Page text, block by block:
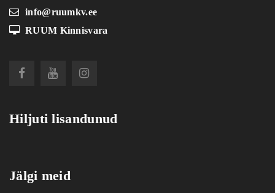
info@ruumkv.ee
RUUM Kinnisvara
Hiljuti lisandunud
Jälgi meid